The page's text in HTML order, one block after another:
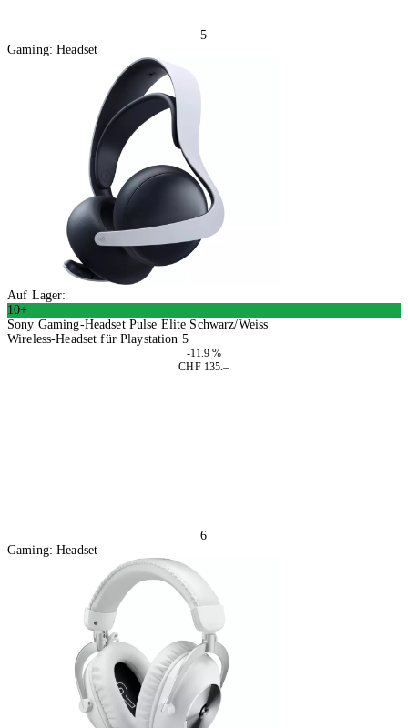
5
Gaming: Headset
Auf Lager:
10+
Sony Gaming-Headset Pulse Elite Schwarz/Weiss
Wireless-Headset für Playstation 5
-11.9 %
CHF 135.–
6
Gaming: Headset